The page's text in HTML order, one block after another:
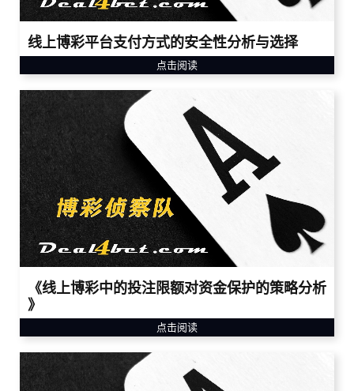
线上博彩平台支付方式的安全性分析与选择
点击阅读
《线上博彩中的投注限额对资金保护的策略分析
》
点击阅读